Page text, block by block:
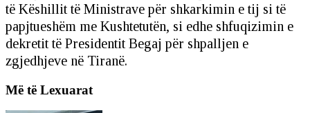
të Këshillit të Ministrave për shkarkimin e tij si të
papjtueshëm me Kushtetutën, si edhe shfuqizimin e
dekretit të Presidentit Begaj për shpalljen e
zgjedhjeve në Tiranë.
Më të Lexuarat